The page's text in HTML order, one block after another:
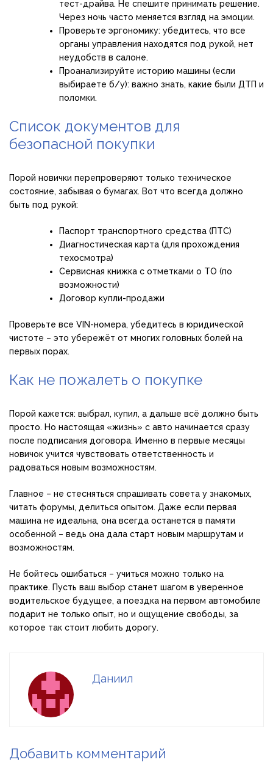
тест-драйва. Не спешите принимать решение.
Через ночь часто меняется взгляд на эмоции.
Проверьте эргономику: убедитесь, что все
органы управления находятся под рукой, нет
неудобств в салоне.
Проанализируйте историю машины (если
выбираете б/у): важно знать, какие были ДТП и
поломки.
Список документов для
безопасной покупки
Порой новички перепроверяют только техническое
состояние, забывая о бумагах. Вот что всегда должно
быть под рукой:
Паспорт транспортного средства (ПТС)
Диагностическая карта (для прохождения
техосмотра)
Сервисная книжка с отметками о ТО (по
возможности)
Договор купли-продажи
Проверьте все VIN-номера, убедитесь в юридической
чистоте – это убережёт от многих головных болей на
первых порах.
Как не пожалеть о покупке
Порой кажется: выбрал, купил, а дальше всё должно быть
просто. Но настоящая «жизнь» с авто начинается сразу
после подписания договора. Именно в первые месяцы
новичок учится чувствовать ответственность и
радоваться новым возможностям.
Главное – не стесняться спрашивать совета у знакомых,
читать форумы, делиться опытом. Даже если первая
машина не идеальна, она всегда останется в памяти
особенной – ведь она дала старт новым маршрутам и
возможностям.
Не бойтесь ошибаться – учиться можно только на
практике. Пусть ваш выбор станет шагом в уверенное
водительское будущее, а поездка на первом автомобиле
подарит не только опыт, но и ощущение свободы, за
которое так стоит любить дорогу.
Даниил
Добавить комментарий